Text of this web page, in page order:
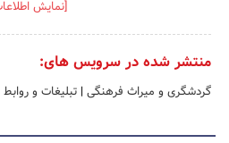
[نمایش
منتشر شده در سرویس های:
گردشگری و میراث فرهنگی | تبلیغات و